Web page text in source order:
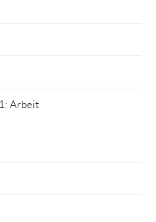
Arbeit